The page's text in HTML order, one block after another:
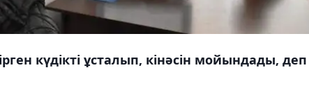
күдікті ұсталып, кінәсін мойындады, деп